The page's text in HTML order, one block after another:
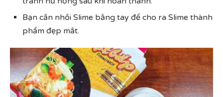
Bạn cần nhồi Slime bằng tay để cho ra Slime thành
phẩm đẹp mắt.